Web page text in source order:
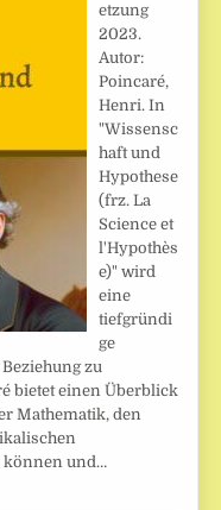
etzung
2023.
Autor:
Poincaré,
Henri. In
"Wissensc
haft und
Hypothese
(frz. La
Science et
l'Hypothès
e)" wird
eine
tiefgründi
ge
zu
bietet einen Überblick
Mathematik, den
können und…